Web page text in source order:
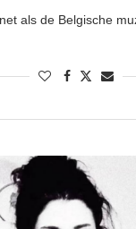
als de Belgische